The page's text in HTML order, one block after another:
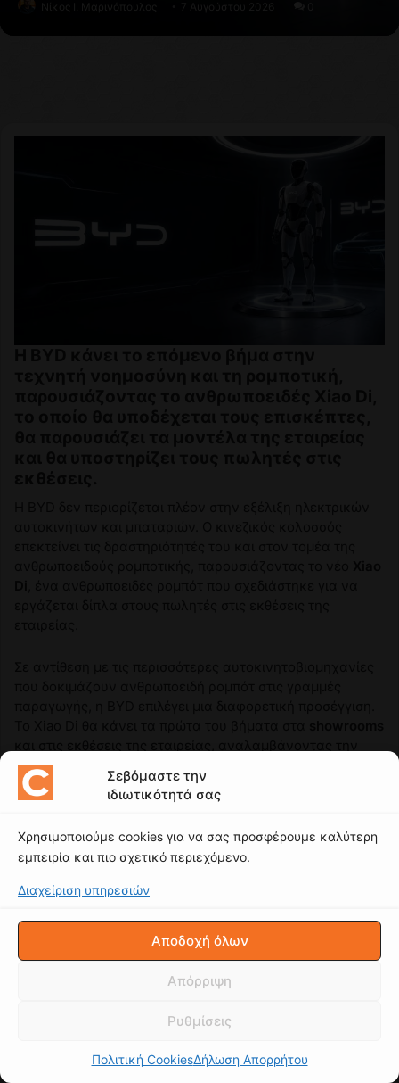
Σεβόμαστε την
ιδιωτικότητά σας
Χρησιμοποιούμε cookies για να σας προσφέρουμε καλύτερη
εμπειρία και πιο σχετικό περιεχόμενο.
Διαχείριση υπηρεσιών
Αποδοχή όλων
Απόρριψη
Ρυθμίσεις
Πολιτική CookiesΔήλωση Απορρήτου